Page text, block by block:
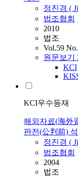
정진경 (
법조협회
2010
법조
Vol.59
원문보기
KCI
KCI우수등재
해외자료(海外
판전(公判前)
정진경 (
법조협회
2004
법조